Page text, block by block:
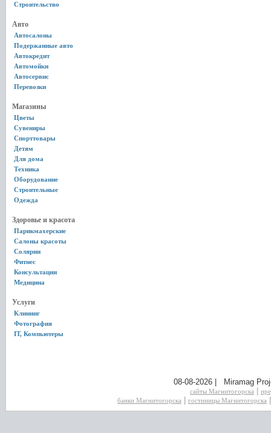
Строительство
Авто
Автосалоны
Подержанные авто
Автокредит
Автомойки
Автосервис
Перевозки
Магазины
Цветы
Сувениры
Спорттовары
Детям
Для дома
Техника
Оборудование
Строительные
Одежда
Здоровье и красота
Парикмахерские
Салоны красоты
Солярии
Фитнес
Консультации
Медицина
Услуги
Клининг
Фотография
IT, Компьютеры
08-08-2026 | Miramag
сайты Магнитогорска
банки Магнитогорска
гостиницы Магнитогорска